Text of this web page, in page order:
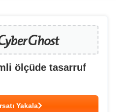
ölçüde tasarruf
Yakala